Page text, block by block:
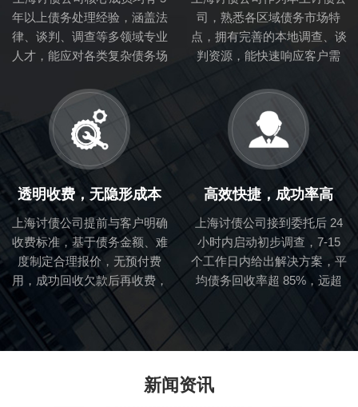
年以上债务处理经验，涵盖法
律、谈判、调查等多领域专业
人才，能应对各类复杂债务场
司，熟悉各区域债务市场特
点，拥有完善的本地调查、谈
判资源，能快速响应客户需
透明收费，无隐形成本
上海讨债公司提前与客户明确
收费标准，基于债务金额、难
度制定合理报价，无预付费
用，成功回收欠款后再收费，
降低客户风险。
高效快捷，成功率高
上海讨债公司接到委托后 24
小时内启动初步调查，7-15
个工作日内给出解决方案，平
均债务回收率超 85%，远超
新闻资讯